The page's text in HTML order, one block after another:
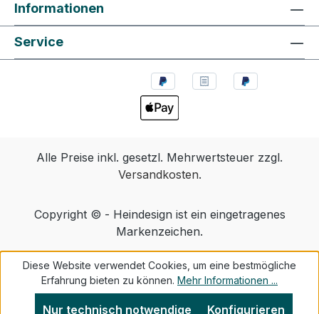
Informationen
Service
Alle Preise inkl. gesetzl. Mehrwertsteuer zzgl.
Versandkosten.
Copyright © - Heindesign ist ein eingetragenes
Markenzeichen.
Diese Website verwendet Cookies, um eine bestmögliche
Erfahrung bieten zu können. Mehr Informationen ...
Nur technisch notwendige Konfigurieren